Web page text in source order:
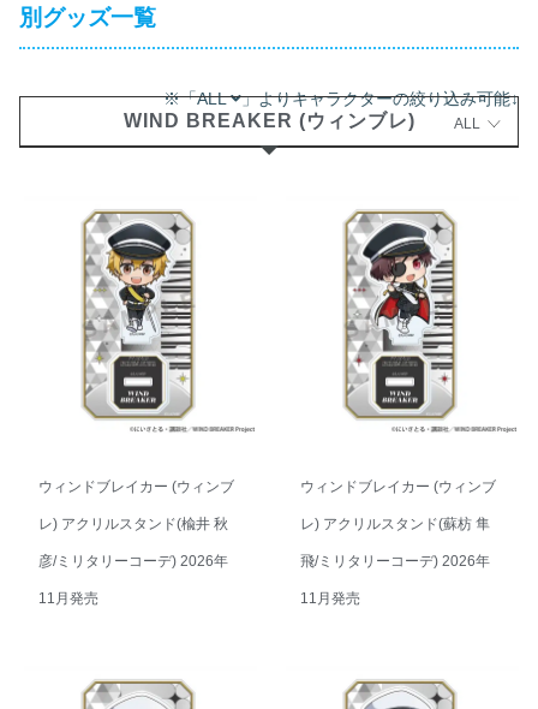
別グッズ一覧
※「ALL 」よりキャラクターの絞り込み可能↓
WIND BREAKER (ウィンブレ) ALL
ウィンドブレイカー (ウィンブ
レ) アクリルスタンド(楡井 秋
彦/ミリタリーコーデ) 2026年
11月発売
ウィンドブレイカー (ウィンブ
レ) アクリルスタンド(蘇枋 隼
飛/ミリタリーコーデ) 2026年
11月発売